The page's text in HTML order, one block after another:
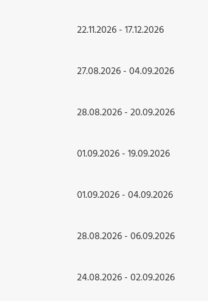
22.11.2026 - 17.12.2026
27.08.2026 - 04.09.2026
28.08.2026 - 20.09.2026
01.09.2026 - 19.09.2026
01.09.2026 - 04.09.2026
28.08.2026 - 06.09.2026
24.08.2026 - 02.09.2026